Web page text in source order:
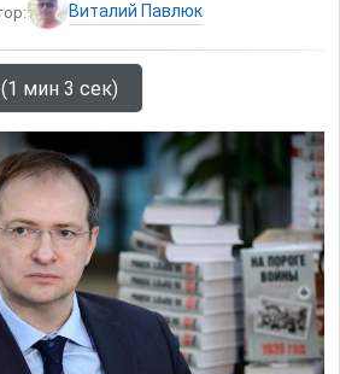
Виталий Павлюк
мин 3 сек)